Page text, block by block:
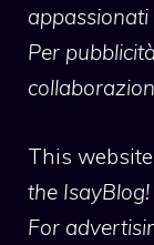
appassionati
Per
This website
the
For